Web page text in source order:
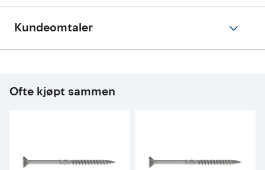
Kundeomtaler
Ofte kjøpt sammen